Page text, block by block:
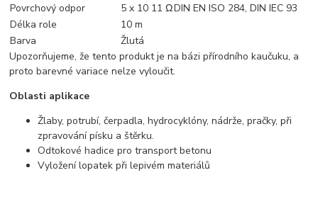
Povrchový odpor
5 x 10 11 ΩDIN EN ISO 284, DIN IEC 93
Délka role
10 m
Barva
Žlutá
Upozorňujeme, že tento produkt je na bázi přírodního kaučuku, a
proto barevné variace nelze vyloučit.
Oblasti aplikace
Žlaby, potrubí, čerpadla, hydrocyklóny, nádrže, pračky, při
zpravování písku a štěrku.
Odtokové hadice pro transport betonu
Vyložení lopatek při lepivém materiálů